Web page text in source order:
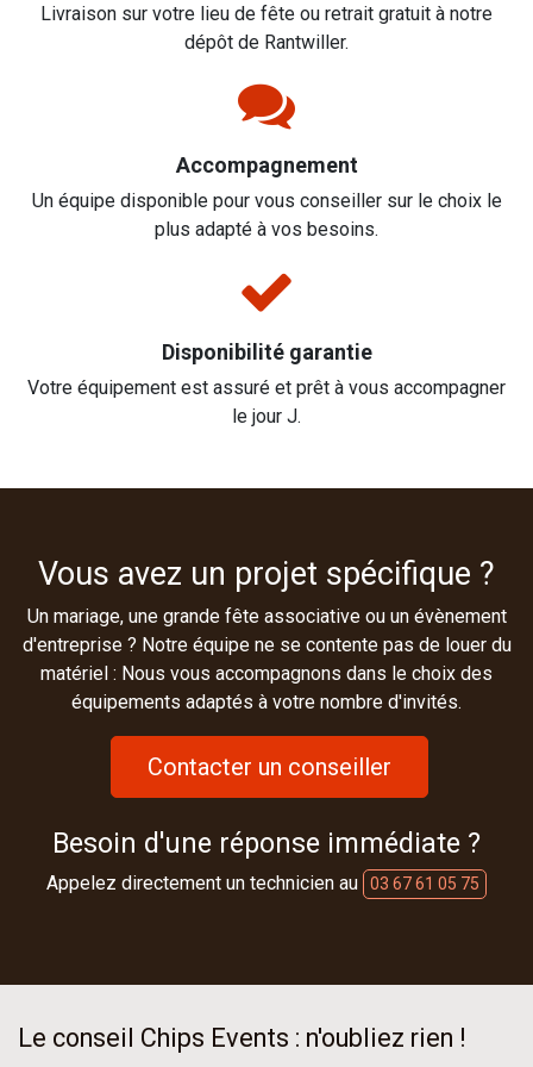
Livraison sur votre lieu de fête ou retrait gratuit à notre
dépôt de Rantwiller.
Accompagnement
Un équipe disponible pour vous conseiller sur le choix le
plus adapté à vos besoins.
Disponibilité garantie
Votre équipement est assuré et prêt à vous accompagner
le jour J.
Vous avez un projet spécifique ?
Un mariage, une grande fête associative ou un évènement
d'entreprise ? Notre équipe ne se contente pas de louer du
matériel : Nous vous accompagnons dans le choix des
équipements adaptés à votre nombre d'invités.
Contacter un conseiller
Besoin d'une réponse immédiate ?
Appelez directement un technicien au 03 67 61 05 75
Le conseil Chips Events : n'oubliez rien !